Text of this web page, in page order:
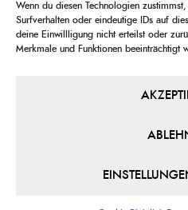
Wenn du diesen Technologien
Surfverhalten oder eindeutige IDs auf
deine Einwillligung nicht erteilst oder
Merkmale und Funktionen beeinträchtigt
leidenschaftlich gerne über das,
[...]